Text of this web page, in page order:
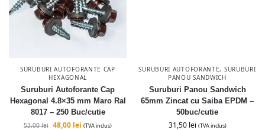
SURUBURI AUTOFORANTE CAP
HEXAGONAL
Suruburi Autoforante Cap
Hexagonal 4.8×35 mm Maro Ral
8017 – 250 Buc/cutie
53,00lei 48,00 lei (TVA inclus)
SURUBURI AUTOFORANTE, SURUBURI
PANOU SANDWICH
Suruburi Panou Sandwich
65mm Zincat cu Saiba EPDM –
50buc/cutie
31,50 lei (TVA inclus)